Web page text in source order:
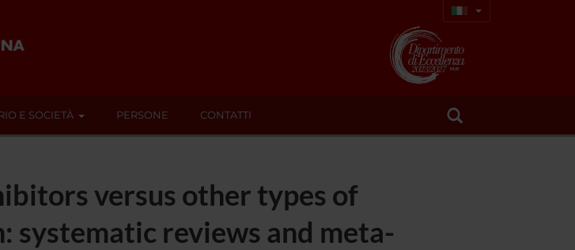
E SOCIETÀ PERSONE CONTATTI
versus other types of
systematic reviews and meta-